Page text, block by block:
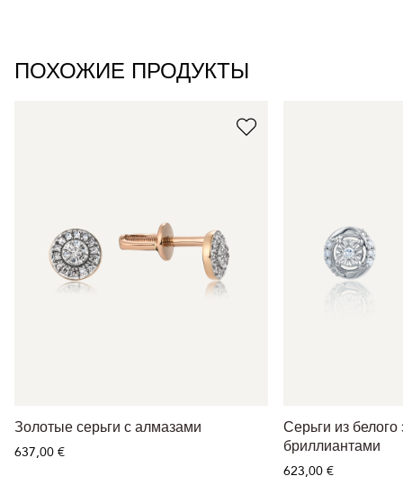
ПОХОЖИЕ ПРОДУКТЫ
Золотые серьги с алмазами
637,00 €
Серьги из белого
бриллиантами
623,00 €